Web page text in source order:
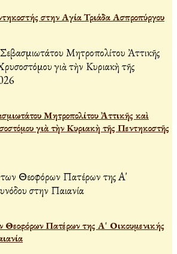
στην Αγία Τριάδα Ασπροπύργου
Μητροπολίτου Ἀττικῆς καὶ
γιὰ τὴν Κυριακὴ τῆς Πεντηκοστῆς
Θεοφόρων Πατέρων της Α' Οικουμενικής